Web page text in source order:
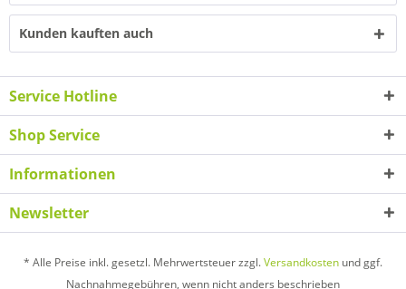
Kunden kauften auch
Service Hotline
Shop Service
Informationen
Newsletter
* Alle Preise inkl. gesetzl. Mehrwertsteuer zzgl.Versandkosten und ggf.
Nachnahmegebühren, wenn nicht anders beschrieben